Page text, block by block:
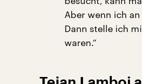
Aber wenn ich
Dann stelle ich
waren.“